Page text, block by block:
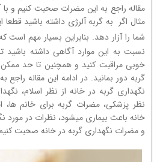
مقاله راجع به این مضرات صحبت کنیم و با
مثال اگر به گربه آلرژی داشته باشید
شما را آزار دهد. بنابراین بسیار مهم است
نسبت به این موارد آگاهی داشته باشید تا
خوبی مراقبت کنید و همچنین تا حد
گربه دور بمانید. در ادامه این مقاله راجع
نگهداری گربه در خانه از نظر اسلام،
نظر پزشکی، مضرات گربه برای خانم ها،
خانه باعث بیماری میشود، نظرات در مورد
و مضرات نگهداری گربه در خانه صحبت